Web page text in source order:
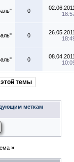
0
0
0
темы
меткам
»